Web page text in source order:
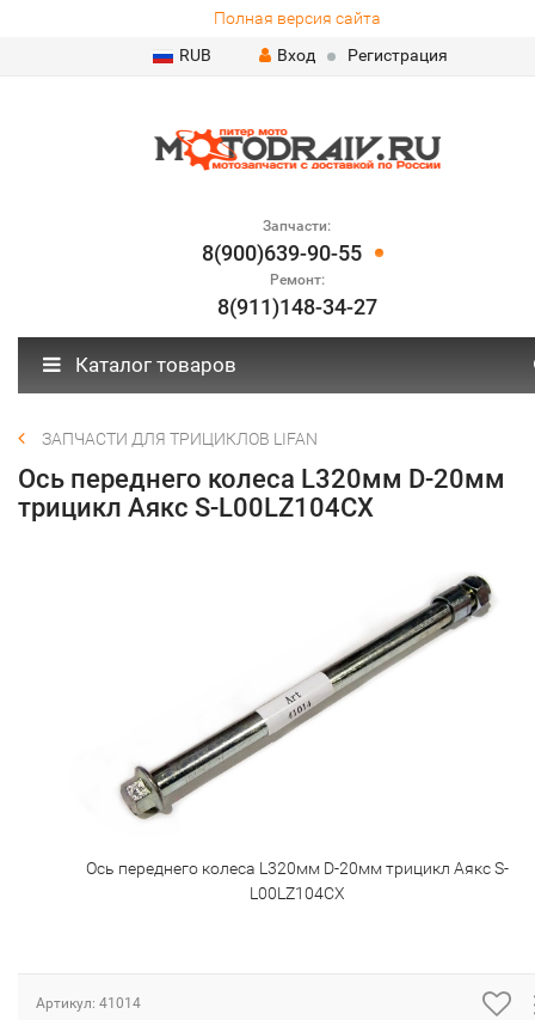
Полная версия сайта
RUB
Вход Регистрация
Запчасти:
8(900)639-90-55
Ремонт:
8(911)148-34-27
Каталог товаров
ЗАПЧАСТИ ДЛЯ ТРИЦИКЛОВ LIFAN
Ось переднего колеса L320мм D-20мм
трицикл Аякс S-L00LZ104CX
Ось переднего колеса L320мм D-20мм трицикл Аякс S-
L00LZ104CX
Артикул: 41014